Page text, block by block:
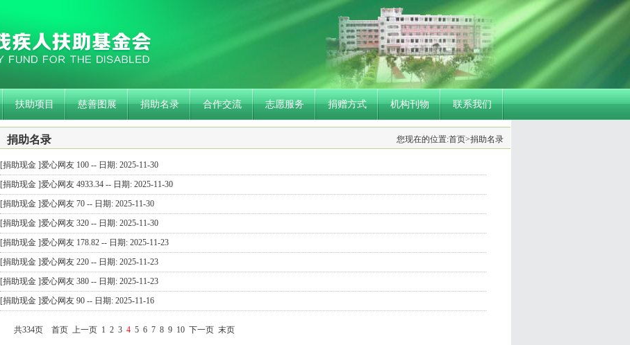
扶助项目 慈善图展 捐助名录 合作交流 志愿服务 捐赠方式 机构刊物 联系我们
您现在的位置:首页>捐助名录
捐助名录
[捐助现金 ]爱心网友 100 -- 日期: 2025-11-30
[捐助现金 ]爱心网友 4933.34 -- 日期: 2025-11-30
[捐助现金 ]爱心网友 70 -- 日期: 2025-11-30
[捐助现金 ]爱心网友 320 -- 日期: 2025-11-30
[捐助现金 ]爱心网友 178.82 -- 日期: 2025-11-23
[捐助现金 ]爱心网友 220 -- 日期: 2025-11-23
[捐助现金 ]爱心网友 380 -- 日期: 2025-11-23
[捐助现金 ]爱心网友 90 -- 日期: 2025-11-16
共334页 首页 上一页 1 2 3 4 5 6 7 8 9 10 下一页 末页